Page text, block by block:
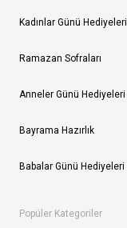
Kadınlar Günü Hediyeleri
Ramazan Sofraları
Anneler Günü Hediyeleri
Bayrama Hazırlık
Babalar Günü Hediyeleri
Popüler Kategoriler